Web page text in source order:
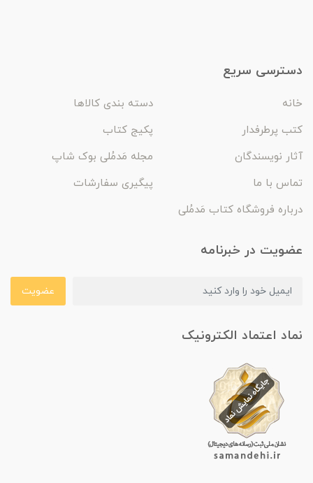
دسترسی سریع
خانه
دسته بندی کالاها
کتب پرطرفدار
پکیج کتاب
آثار نویسندگان
مجله مَدمُلی بوک شاپ
تماس با ما
پیگیری سفارشات
درباره فروشگاه کتاب مَدمُلی
عضویت در خبرنامه
عضویت
نماد اعتماد الکترونیک